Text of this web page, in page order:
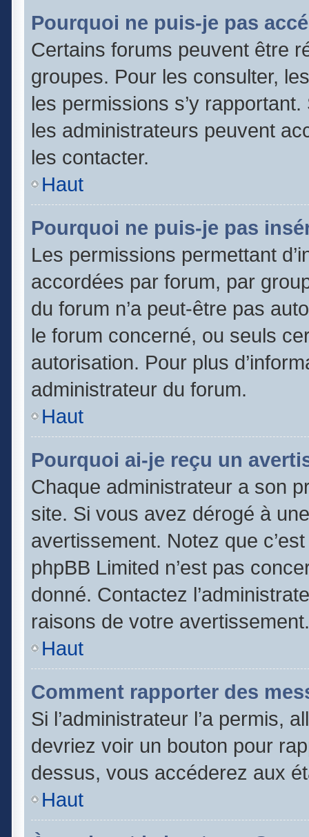
Pourquoi ne puis-je pas
Certains forums peuvent être
groupes. Pour les consulter,
les permissions s’y
les administrateurs peuvent
les contacter.
Haut
Pourquoi ne puis-je pas
Les permissions permettant
accordées par forum, par
du forum n’a peut-être pas
le forum concerné, ou seuls
autorisation. Pour plus
administrateur du forum.
Haut
Pourquoi ai-je reçu un
Chaque administrateur a son
site. Si vous avez dérogé à
avertissement. Notez que
phpBB Limited n’est pas
donné. Contactez
raisons de votre avertissement.
Haut
Comment rapporter des
Si l’administrateur l’a permis,
devriez voir un bouton pour
dessus, vous accéderez aux
Haut